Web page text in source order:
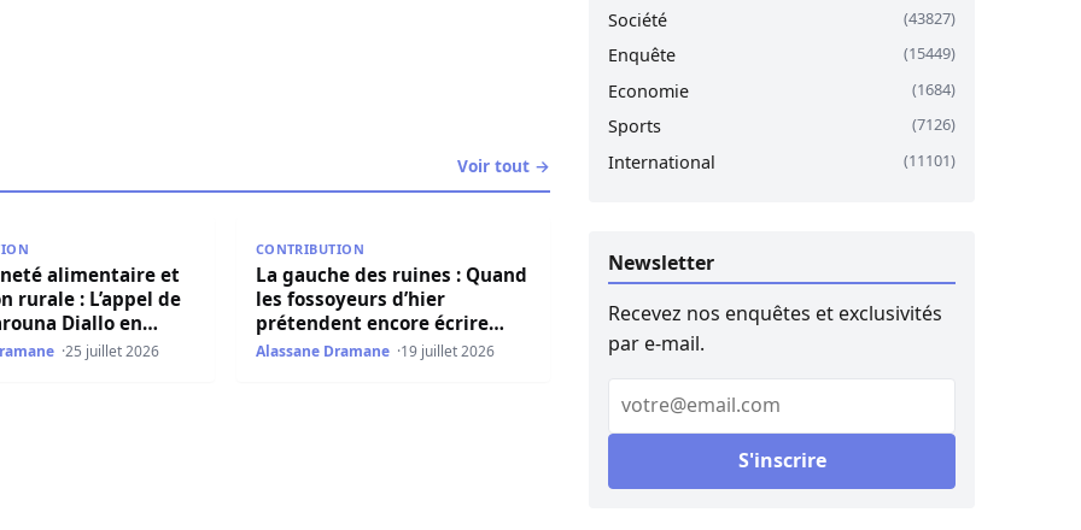
Voir tout →
alimentaire et
rurale : L’appel de
Diallo en
coopératives
25 juillet 2026
CONTRIBUTION
La gauche des ruines : Quand
les fossoyeurs d’hier
prétendent encore écrire
l’avenir du Sénégal ( Par
Alassane Dramane 19 juillet 2026
Société (43827)
Enquête (15449)
Economie (1684)
Sports (7126)
International (11101)
Newsletter
Recevez nos enquêtes et exclusivités
par e-mail.
Votre e-mail
S'inscrire